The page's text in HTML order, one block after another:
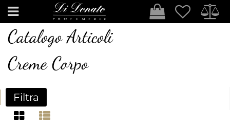
Open
Catalogo Articoli
Creme Corpo
Filtra